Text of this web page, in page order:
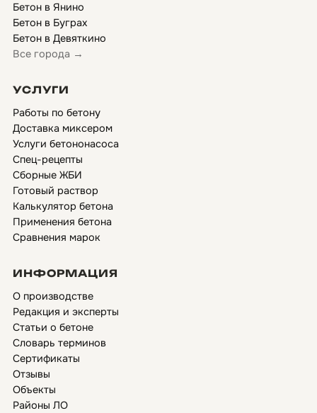
Бетон в Янино
Бетон в Буграх
Бетон в Девяткино
Все города →
УСЛУГИ
Работы по бетону
Доставка миксером
Услуги бетононасоса
Спец-рецепты
Сборные ЖБИ
Готовый раствор
Калькулятор бетона
Применения бетона
Сравнения марок
ИНФОРМАЦИЯ
О производстве
Редакция и эксперты
Статьи о бетоне
Словарь терминов
Сертификаты
Отзывы
Объекты
Районы ЛО